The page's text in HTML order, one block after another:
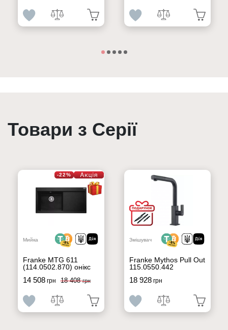
Товари з Серії
-22%
Мийка
Franke MTG 611
(114.0502.870) онікс
14 508грн 18 408грн
Змішувач
Franke Mythos Pull Out
115.0550.442
18 928грн